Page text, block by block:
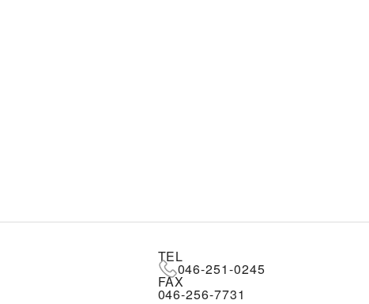
TEL
046-251-0245
FAX
046-256-7731